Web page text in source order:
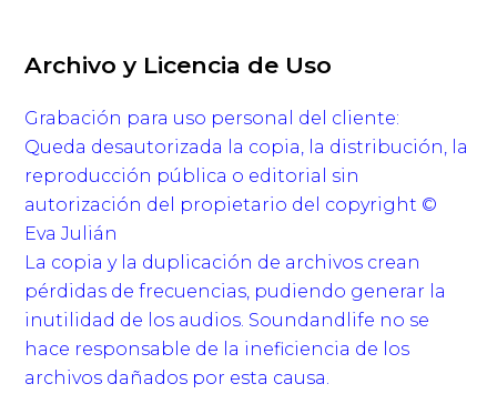
Archivo y Licencia de Uso
Grabación para uso personal del cliente:
Queda desautorizada la copia, la distribución, la
reproducción pública o editorial sin
autorización del propietario del copyright ©
Eva Julián
La copia y la duplicación de archivos crean
pérdidas de frecuencias, pudiendo generar la
inutilidad de los audios. Soundandlife no se
hace responsable de la ineficiencia de los
archivos dañados por esta causa.